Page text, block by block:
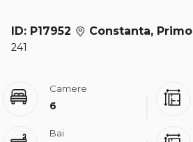
ID: P17952 Constanta, Primo
241
Camere
6
Bai